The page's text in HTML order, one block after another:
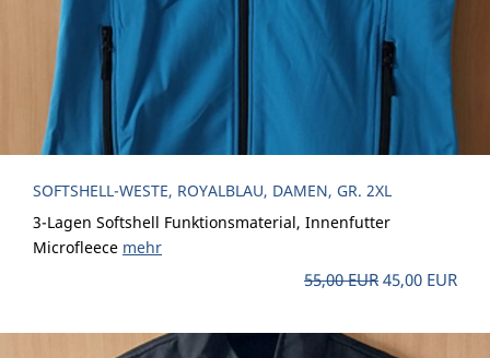
SOFTSHELL-WESTE, ROYALBLAU, DAMEN, GR. 2XL
3-Lagen Softshell Funktionsmaterial, Innenfutter
Microfleece mehr
55,00 EUR45,00 EUR